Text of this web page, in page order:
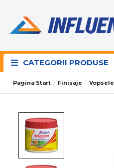
CATEGORII PRODUSE
Pagina Start Finisaje Vopsele